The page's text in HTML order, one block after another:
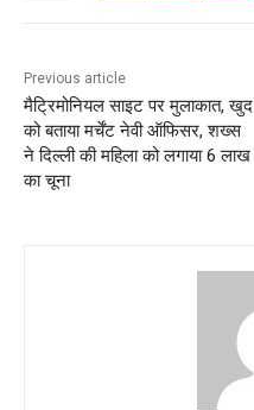
Previous article
मैट्रिमोनियल साइट पर मुलाकात, खुद
को बताया मर्चेंट नेवी ऑफिसर, शख्स
ने दिल्ली की महिला को लगाया 6 लाख
का चूना